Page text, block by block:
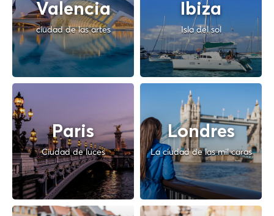
Valencia
ciudad de las artes
Ibiza
Isla del sol
Paris
Ciudad de luces
Londres
La ciudad de las mil caras